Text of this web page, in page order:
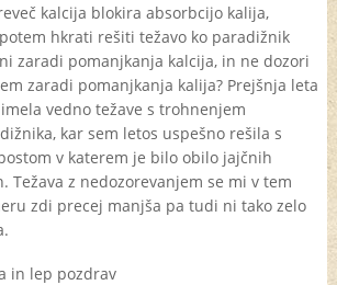
kalcija blokira absorbcijo kalija,
hkrati rešiti težavo ko paradižnik
zaradi pomanjkanja kalcija, in ne dozori
zaradi pomanjkanja kalija? Prejšnja leta
vedno težave s trohnenjem
kar sem letos uspešno rešila s
v katerem je bilo obilo jajčnih
Težava z nedozorevanjem se mi v tem
zdi precej manjša pa tudi ni tako zelo
in lep pozdrav